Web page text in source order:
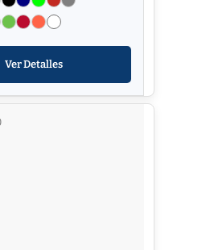
Ver Detalles